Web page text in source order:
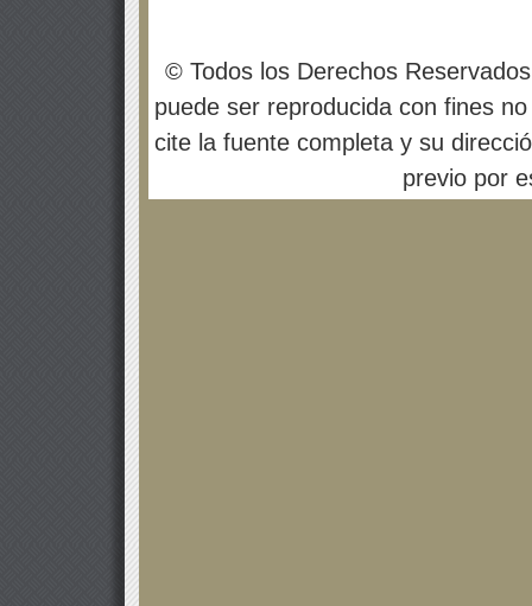
© Todos los Derechos
puede ser reproducida con fines
cite la fuente completa y su
previo por